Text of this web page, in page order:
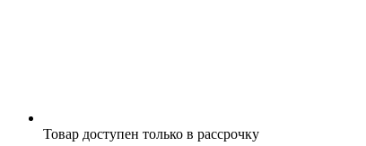
Товар доступен только в рассрочку